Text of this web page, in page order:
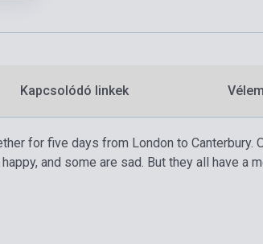
Kapcsolódó linkek
for five days from London to Canterbury.
and some are sad. But they all have a